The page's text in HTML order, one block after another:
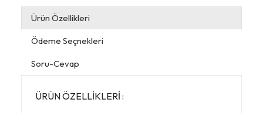
Ürün Özellikleri
Ödeme Seçnekleri
Soru-Cevap
ÜRÜN ÖZELLİKLERİ :